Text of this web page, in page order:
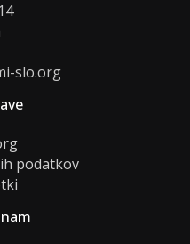
slo.org
podatkov